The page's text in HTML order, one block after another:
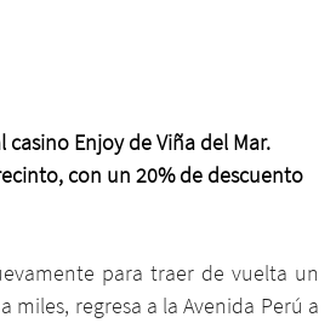
Enjoy de Viña del Mar.
con un 20% de descuento
para traer de vuelta un
regresa a la Avenida Perú a